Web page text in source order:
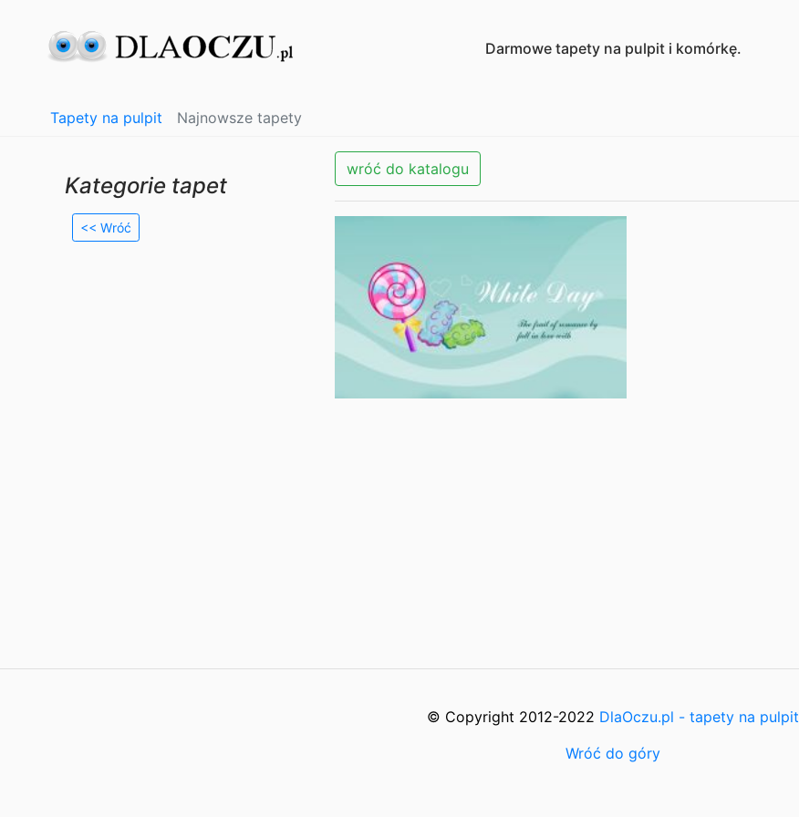
Darmowe tapety na pulpit i komórkę.
Tapety na pulpit Najnowsze tapety
Kategorie tapet
<< Wróć
wróć do katalogu
© Copyright 2012-2022 DlaOczu.pl - tapety na pulpit
Wróć do góry